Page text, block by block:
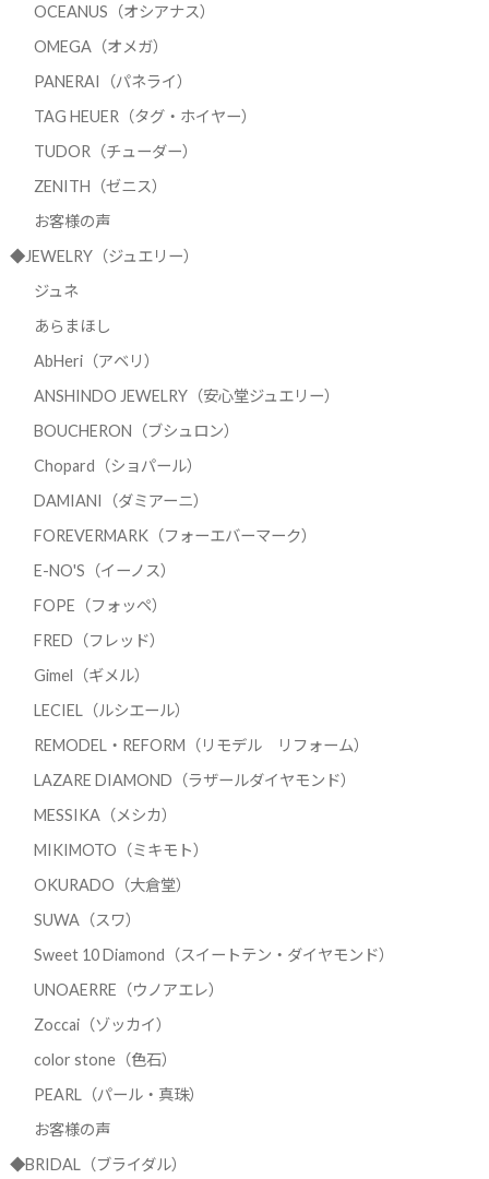
OCEANUS（オシアナス）
OMEGA（オメガ）
PANERAI（パネライ）
TAG HEUER（タグ・ホイヤー）
TUDOR（チューダー）
ZENITH（ゼニス）
お客様の声
◆JEWELRY（ジュエリー）
ジュネ
あらまほし
AbHeri（アベリ）
ANSHINDO JEWELRY（安心堂ジュエリー）
BOUCHERON（ブシュロン）
Chopard（ショパール）
DAMIANI（ダミアーニ）
FOREVERMARK（フォーエバーマーク）
E-NO'S（イーノス）
FOPE（フォッペ）
FRED（フレッド）
Gimel（ギメル）
LECIEL（ルシエール）
REMODEL・REFORM（リモデル リフォーム）
LAZARE DIAMOND（ラザールダイヤモンド）
MESSIKA（メシカ）
MIKIMOTO（ミキモト）
OKURADO（大倉堂）
SUWA（スワ）
Sweet 10 Diamond（スイートテン・ダイヤモンド）
UNOAERRE（ウノアエレ）
Zoccai（ゾッカイ）
color stone（色石）
PEARL（パール・真珠）
お客様の声
◆BRIDAL（ブライダル）